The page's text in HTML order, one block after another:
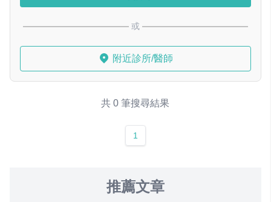
或
附近診所/醫師
共 0 筆搜尋結果
1
推薦文章